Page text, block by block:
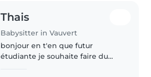
Thais
Babysitter in Vauvert
bonjour en t'en que futur
étudiante je souhaite faire du